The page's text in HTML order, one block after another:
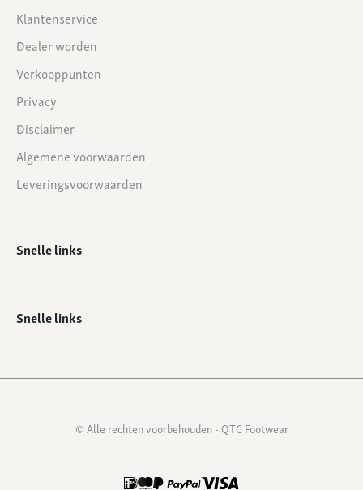
Klantenservice
Dealer worden
Verkooppunten
Privacy
Disclaimer
Algemene voorwaarden
Leveringsvoorwaarden
Snelle links
Snelle links
© Alle rechten voorbehouden - QTC Footwear